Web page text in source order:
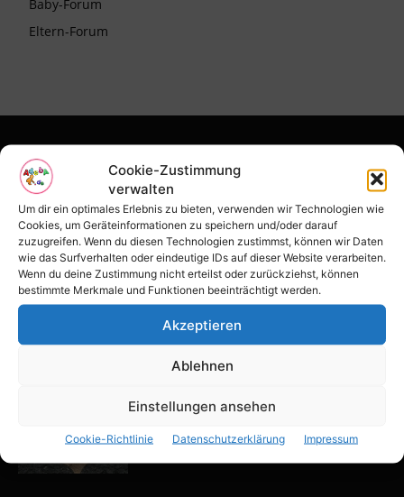
Cookie-Zustimmung
verwalten
Um dir ein optimales Erlebnis zu bieten, verwenden wir Technologien wie
Cookies, um Geräteinformationen zu speichern und/oder darauf
zuzugreifen. Wenn du diesen Technologien zustimmst, können wir Daten
wie das Surfverhalten oder eindeutige IDs auf dieser Website verarbeiten.
Wenn du deine Zustimmung nicht erteilst oder zurückziehst, können
bestimmte Merkmale und Funktionen beeinträchtigt werden.
Akzeptieren
Ablehnen
Einstellungen ansehen
Cookie-Richtlinie Datenschutzerklärung Impressum
Baby-Forum
Eltern-Forum
EDITOR PICKS
COVID-19 UPDATE von Prof. Dr. Paul
Vogt – Corona gefährlich? Wege aus der
Krise
5. Mai 2020
Corona FAQ für schwangere Frauen und
ihre Familien zu spezifischen Risiken der
21. April 2020
Broken-Heart-Syndrom – das
18. März 2021